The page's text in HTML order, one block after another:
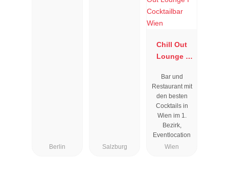
Berlin Salzburg
Chill Out
Lounge I
Wien
Bar und
Restaurant mit
den besten
Cocktails in
Wien im 1.
Bezirk,
Eventlocation
Wien